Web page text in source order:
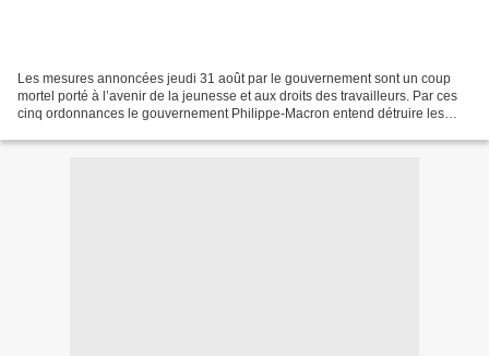
Les mesures annoncées jeudi 31 août par le gouvernement sont un coup
mortel porté à l’avenir de la jeunesse et aux droits des travailleurs. Par ces
cinq ordonnances le gouvernement Philippe-Macron entend détruire les